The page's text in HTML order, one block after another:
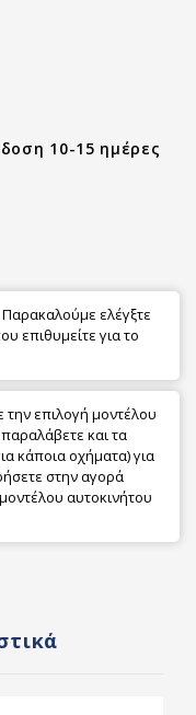
10-15 ημέρες
ελέγξτε
επιθυμείτε για το
την επιλογή μοντέλου
και τα
κάποια οχήματα) για
στην αγορά
αυτοκινήτου